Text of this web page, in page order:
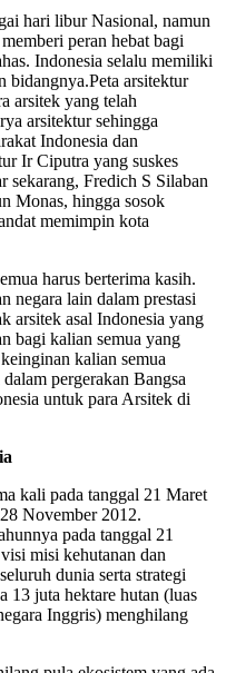
hari libur Nasional, namun
peran hebat bagi
Indonesia selalu memiliki
bidangnya.Peta arsitektur
arsitek yang telah
arsitektur sehingga
Indonesia dan
Ir Ciputra yang suskes
sekarang, Fredich S Silaban
Monas, hingga sosok
memimpin kota
harus berterima kasih.
negara lain dalam prestasi
arsitek asal Indonesia yang
bagi kalian semua yang
kalian semua
pergerakan Bangsa
untuk para Arsitek di
kali pada tanggal 21 Maret
November 2012.
pada tanggal 21
misi kehutanan dan
dunia serta strategi
13 juta hektare hutan (luas
Inggris) menghilang